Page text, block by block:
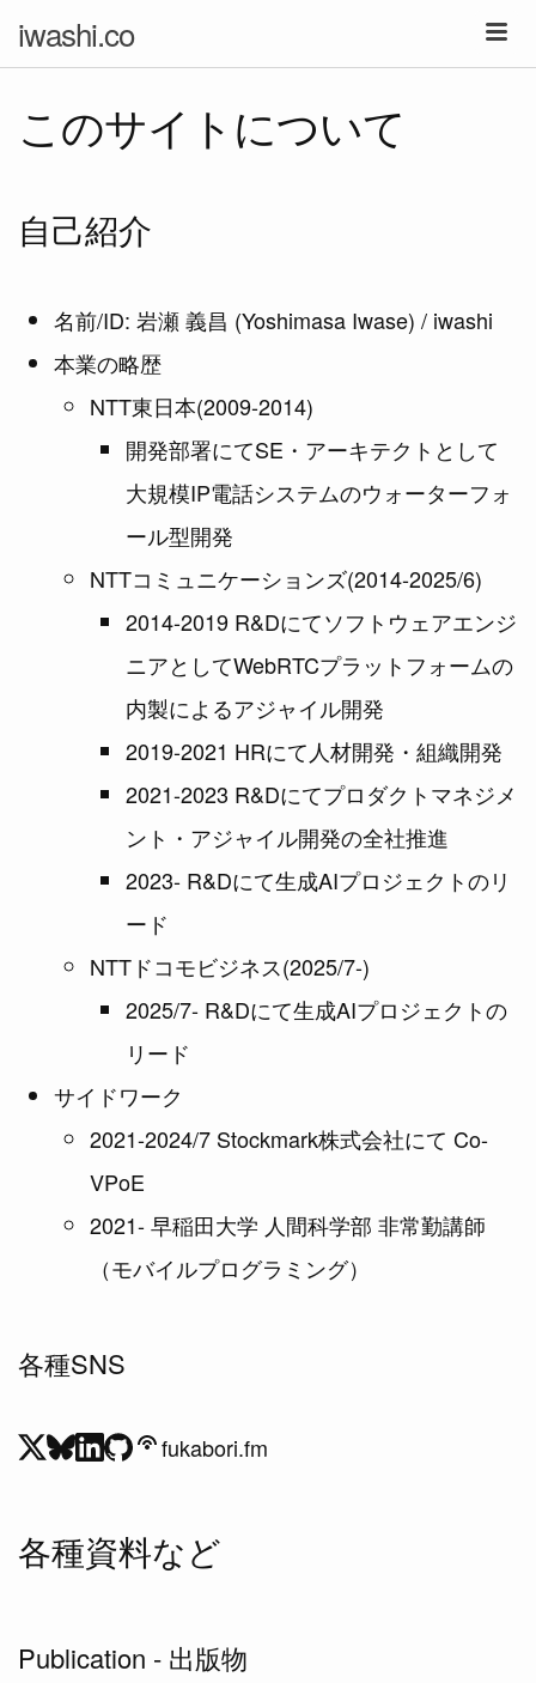
iwashi.co
このサイトについて
自己紹介
名前/ID: 岩瀬 義昌 (Yoshimasa Iwase) / iwashi
本業の略歴
NTT東日本(2009-2014)
開発部署にてSE・アーキテクトとして
大規模IP電話システムのウォーターフォ
ール型開発
NTTコミュニケーションズ(2014-2025/6)
2014-2019 R&Dにてソフトウェアエンジ
ニアとしてWebRTCプラットフォームの
内製によるアジャイル開発
2019-2021 HRにて人材開発・組織開発
2021-2023 R&Dにてプロダクトマネジメ
ント・アジャイル開発の全社推進
2023- R&Dにて生成AIプロジェクトのリ
ード
NTTドコモビジネス(2025/7-)
2025/7- R&Dにて生成AIプロジェクトの
リード
サイドワーク
2021-2024/7 Stockmark株式会社にて Co-
VPoE
2021- 早稲田大学 人間科学部 非常勤講師
（モバイルプログラミング）
各種SNS
fukabori.fm
各種資料など
Publication - 出版物